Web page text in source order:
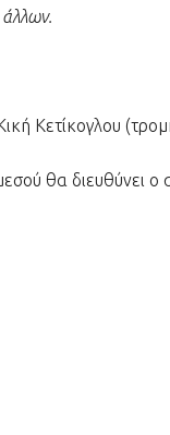
Κετίκογλου
θα διευθύνει ο